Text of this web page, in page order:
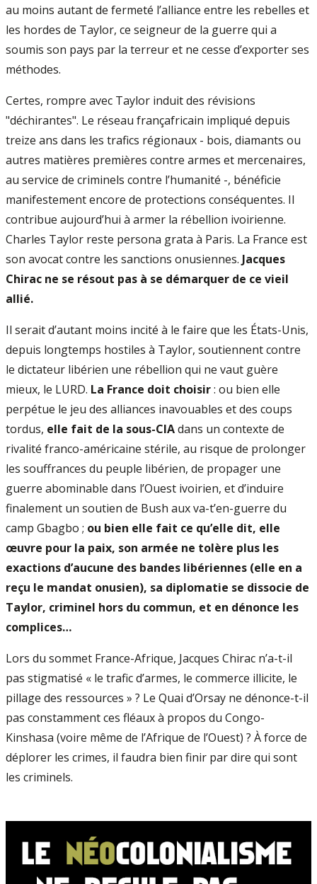
au moins autant de fermeté l’alliance entre les rebelles et
les hordes de Taylor, ce seigneur de la guerre qui a
soumis son pays par la terreur et ne cesse d’exporter ses
méthodes.
Certes, rompre avec Taylor induit des révisions
"déchirantes". Le réseau françafricain impliqué depuis
treize ans dans les trafics régionaux - bois, diamants ou
autres matières premières contre armes et mercenaires,
au service de criminels contre l’humanité -, bénéficie
manifestement encore de protections conséquentes. Il
contribue aujourd’hui à armer la rébellion ivoirienne.
Charles Taylor reste persona grata à Paris. La France est
son avocat contre les sanctions onusiennes. Jacques
Chirac ne se résout pas à se démarquer de ce vieil
allié.
Il serait d’autant moins incité à le faire que les États-Unis,
depuis longtemps hostiles à Taylor, soutiennent contre
le dictateur libérien une rébellion qui ne vaut guère
mieux, le LURD. La France doit choisir: ou bien elle
perpétue le jeu des alliances inavouables et des coups
tordus, elle fait de la sous-CIAdans un contexte de
rivalité franco-américaine stérile, au risque de prolonger
les souffrances du peuple libérien, de propager une
guerre abominable dans l’Ouest ivoirien, et d’induire
finalement un soutien de Bush aux va-t’en-guerre du
camp Gbagbo ; ou bien elle fait ce qu’elle dit, elle
œuvre pour la paix, son armée ne tolère plus les
exactions d’aucune des bandes libériennes (elle en a
reçu le mandat onusien), sa diplomatie se dissocie de
Taylor, criminel hors du commun, et en dénonce les
complices…
Lors du sommet France-Afrique, Jacques Chirac n’a-t-il
pas stigmatisé « le trafic d’armes, le commerce illicite, le
pillage des ressources » ? Le Quai d’Orsay ne dénonce-t-il
pas constamment ces fléaux à propos du Congo-
Kinshasa (voire même de l’Afrique de l’Ouest) ? À force de
déplorer les crimes, il faudra bien finir par dire qui sont
les criminels.